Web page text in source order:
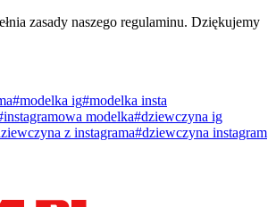
zasady naszego regulaminu. Dziękujemy
#modelka ig#modelka insta
modelka#dziewczyna ig
z instagrama#dziewczyna instagram